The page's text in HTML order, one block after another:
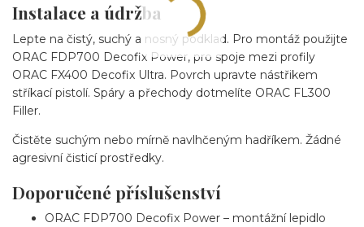
Instalace a údržba
Lepte na čistý, suchý a nosný podklad. Pro montáž použijte
ORAC FDP700 Decofix Power, pro spoje mezi profily
ORAC FX400 Decofix Ultra. Povrch upravte nástřikem
stříkací pistolí. Spáry a přechody dotmelíte ORAC FL300
Filler.
Čistěte suchým nebo mírně navlhčeným hadříkem. Žádné
agresivní čisticí prostředky.
Doporučené příslušenství
ORAC FDP700 Decofix Power – montážní lepidlo